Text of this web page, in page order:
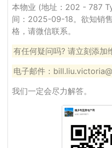
本物业 (地址：202 - 787
间：2025-09-18。欲知销
格，请微信联系。
有任何疑问吗? 请立刻添加
电子邮件：
我们一定会尽力解答。